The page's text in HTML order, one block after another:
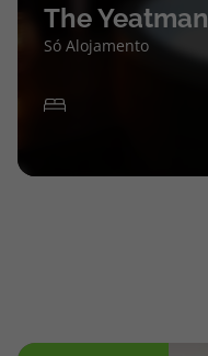
The Yeatman
Só Alojamento